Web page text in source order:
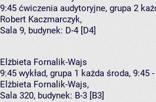
9:45 ćwiczenia audytoryjne, grupa 2
Robert Kaczmarczyk,
Sala 9, budynek: D-4 [D4]
Elżbieta Fornalik-Wajs
9:45 wykład, grupa 1 każda środa, 9:45
Elżbieta Fornalik-Wajs,
Sala 320, budynek: B-3 [B3]